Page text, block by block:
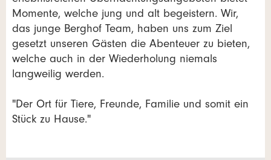
Momente, welche jung und alt begeistern. Wir,
das junge Berghof Team, haben uns zum Ziel
gesetzt unseren Gästen die Abenteuer zu bieten,
welche auch in der Wiederholung niemals
langweilig werden.
"Der Ort für Tiere, Freunde, Familie und somit ein
Stück zu Hause."